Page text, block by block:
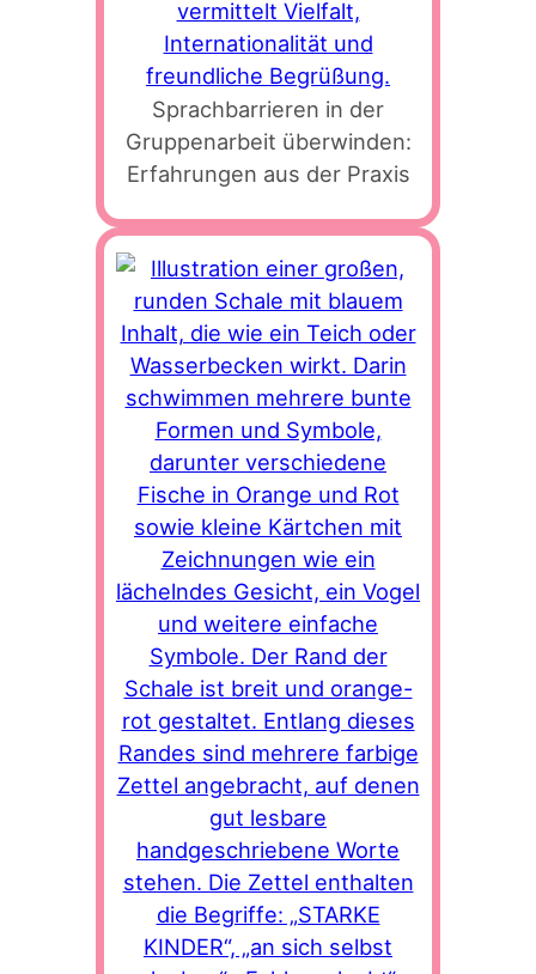
Sprachbarrieren in der
Gruppenarbeit überwinden:
Erfahrungen aus der Praxis